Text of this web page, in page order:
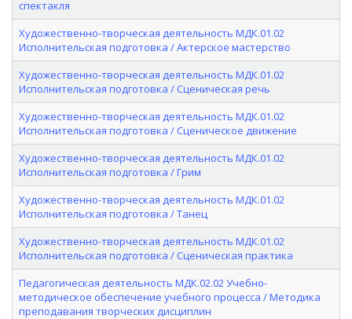
спектакля
Художественно-творческая деятельность МДК.01.02
Исполнительская подготовка / Актерское мастерство
Художественно-творческая деятельность МДК.01.02
Исполнительская подготовка / Сценическая речь
Художественно-творческая деятельность МДК.01.02
Исполнительская подготовка / Сценическое движение
Художественно-творческая деятельность МДК.01.02
Исполнительская подготовка / Грим
Художественно-творческая деятельность МДК.01.02
Исполнительская подготовка / Танец
Художественно-творческая деятельность МДК.01.02
Исполнительская подготовка / Сценическая практика
Педагогическая деятельность МДК.02.02 Учебно-
методическое обеспечение учебного процесса / Методика
преподавания творческих дисциплин